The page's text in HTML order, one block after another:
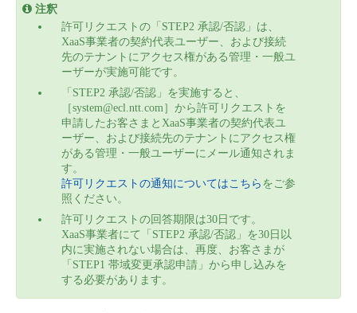
注釈
許可リクエストの「STEP2 承認/否認」は、
XaaS事業者の契約代表ユーザー、および接続
先のテナントにアクセス権がある管理・一般ユ
ーザーが実施可能です。
「STEP2 承認/否認」を実施すると、
［system@ecl.ntt.com］から許可リクエストを
申請したお客さまとXaaS事業者の契約代表ユ
ーザー、および接続先のテナントにアクセス権
がある管理・一般ユーザーにメール通知されま
す。
許可リクエストの通知についてはこちら をご参
照ください。
許可リクエストの回答期限は30日です。
XaaS事業者にて「STEP2 承認/否認」を30日以
内に実施されない場合は、再度、お客さまが
「STEP1 帯域変更承認申請」から申し込みを
する必要があります。